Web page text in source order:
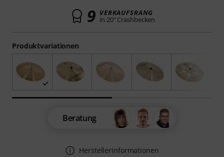
Produktvariationen
9 VERKAUFSRANG
in 20" Crashbecken
Beratung
Herstellerinformationen